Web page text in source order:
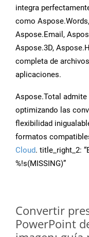
integra
como
Aspose.Email,
Aspose.3D,
completa de
aplicaciones.
Aspose.Total
optimizando las
flexibilidad
formatos
Cloud. title_right_2:
%!s(MISSING)”
Convertir
PowerPoint